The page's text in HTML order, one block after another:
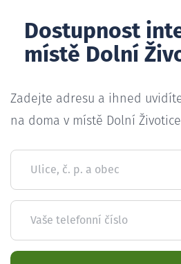
Dostupnost
místě Dolní
Zadejte adresu a ihned
na doma v místě Dolní
Ulice, č. p. a obec
Vaše telefonní číslo